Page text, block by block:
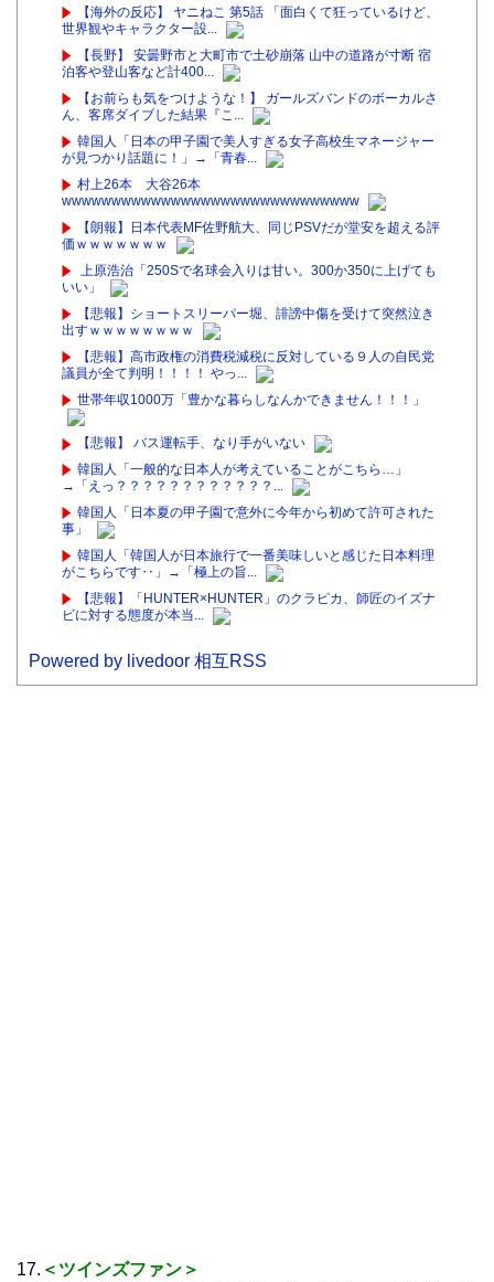
【海外の反応】 ヤニねこ 第5話 「面白くて狂っているけど、
世界観やキャラクター設...
【長野】 安曇野市と大町市で土砂崩落 山中の道路が寸断 宿
泊客や登山客など計400...
【お前らも気をつけような！】 ガールズバンドのボーカルさ
ん、客席ダイブした結果『こ...
韓国人「日本の甲子園で美人すぎる女子高校生マネージャー
が見つかり話題に！」→「青春...
村上26本 大谷26本
wwwwwwwwwwwwwwwwwwwwwwwwwwwwww
【朗報】日本代表MF佐野航大、同じPSVだが堂安を超える評
価ｗｗｗｗｗｗｗ
上原浩治「250Sで名球会入りは甘い。300か350に上げても
いい」
【悲報】ショートスリーパー堀、誹謗中傷を受けて突然泣き
出すｗｗｗｗｗｗｗｗ
【悲報】高市政権の消費税減税に反対している９人の自民党
議員が全て判明！！！！ やっ...
世帯年収1000万「豊かな暮らしなんかできません！！！」
【悲報】 バス運転手、なり手がいない
韓国人「一般的な日本人が考えていることがこちら…」
→「えっ？？？？？？？？？？？？...
韓国人「日本夏の甲子園で意外に今年から初めて許可された
事」
韓国人「韓国人が日本旅行で一番美味しいと感じた日本料理
がこちらです‥」→「極上の旨...
【悲報】「HUNTER×HUNTER」のクラピカ、師匠のイズナ
ビに対する態度が本当...
Powered by livedoor 相互RSS
17. ＜ツインズファン＞